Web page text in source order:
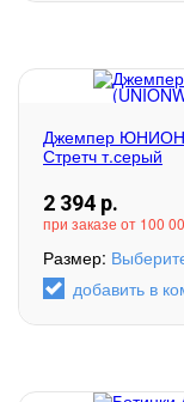
Джемпер
Стретч т.серый
2 394 р.
при заказе от 100
Размер:
добавить в